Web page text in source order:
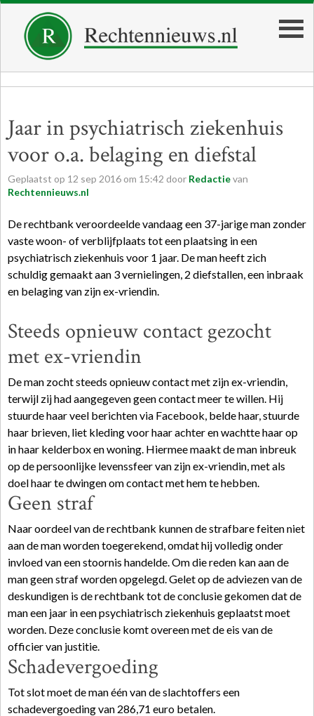
Jaar in psychiatrisch ziekenhuis
voor o.a. belaging en diefstal
Geplaatst op 12 sep 2016 om 15:42 door Redactievan
Rechtennieuws.nl
Derechtbank veroordeelde vandaag een 37-jarige man zonder
vaste woon- of verblijfplaats tot een plaatsing in een
psychiatrisch ziekenhuis voor 1 jaar. De man heeft zich
schuldig gemaakt aan 3 vernielingen, 2 diefstallen, een inbraak
en belaging van zijn ex-vriendin.
Steeds opnieuw contact gezocht
met ex-vriendin
De man zocht steeds opnieuw contact met zijn ex-vriendin,
terwijl zij had aangegeven geen contact meer te willen. Hij
stuurde haar veel berichten via Facebook, belde haar, stuurde
haar brieven, liet kleding voor haar achter en wachtte haar op
in haar kelderbox en woning. Hiermee maakt de man inbreuk
op de persoonlijke levenssfeer van zijn ex-vriendin, met als
doel haar te dwingen om contact met hem te hebben.
Geen straf
Naar oordeel van de rechtbank kunnen de strafbare feiten niet
aan de man worden toegerekend, omdat hij volledig onder
invloed van een stoornis handelde. Om die reden kan aan de
man geen straf worden opgelegd. Gelet op de adviezen van de
deskundigen is de rechtbank tot de conclusie gekomen dat de
man een jaar in een psychiatrisch ziekenhuis geplaatst moet
worden. Deze conclusie komt overeen met deeis van de
officier van justitie.
Schadevergoeding
Tot slot moet de man één van de slachtoffers een
schadevergoeding van 286,71 euro betalen.